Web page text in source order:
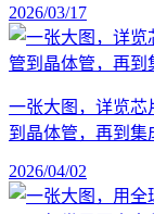
2026/03/17
一张大图，详览芯
到晶体管，再到集
2026/04/02